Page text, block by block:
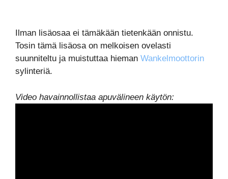
Ilman lisäosaa ei tämäkään tietenkään onnistu.
Tosin tämä lisäosa on melkoisen ovelasti
suunniteltu ja muistuttaa hieman Wankelmoottorin
sylinteriä.
Video havainnollistaa apuvälineen käytön: